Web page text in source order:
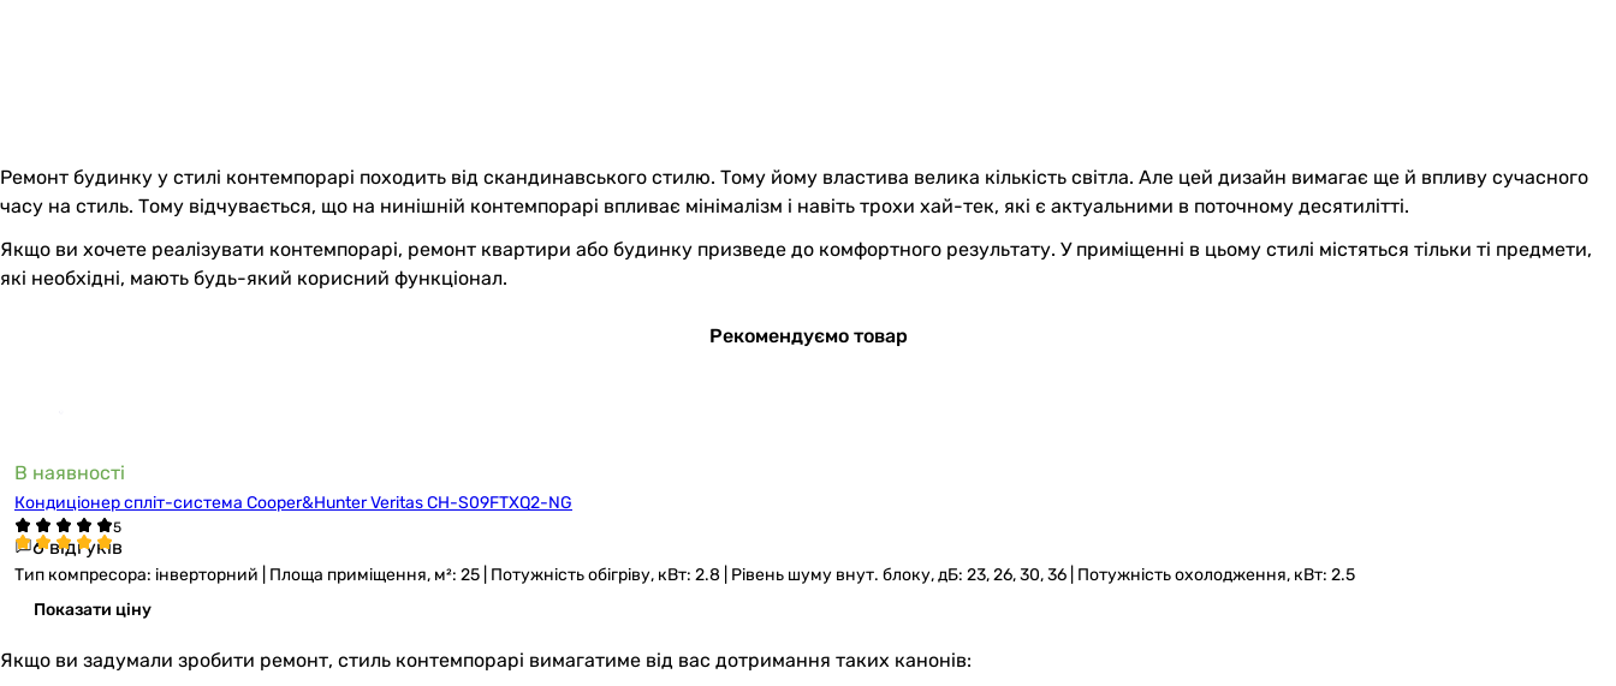
Ремонт будинку у стилі контемпорарі походить від скандинавського стилю. Тому йому властива велика кількість світла. Але цей дизайн вимагає ще й впливу сучасного
часу на стиль. Тому відчувається, що на нинішній контемпорарі впливає мінімалізм і навіть трохи хай-тек, які є актуальними в поточному десятилітті.
Якщо ви хочете реалізувати контемпорарі, ремонт квартири або будинку призведе до комфортного результату. У приміщенні в цьому стилі містяться тільки ті предмети,
які необхідні, мають будь-який корисний функціонал.
Рекомендуємо товар
В наявності
Кондиціонер спліт-система Cooper&Hunter Veritas CH-S09FTXQ2-NG
6 відгуків
Тип компресора: інверторний | Площа приміщення, м²: 25 | Потужність обігріву, кВт: 2.8 | Рівень шуму внут. блоку, дБ: 23, 26, 30, 36 | Потужність охолодження, кВт: 2.5
Показати ціну
Якщо ви задумали зробити ремонт, стиль контемпорарі вимагатиме від вас дотримання таких канонів: